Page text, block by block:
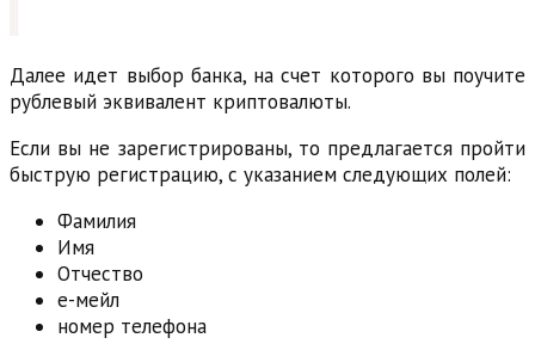
Далее идет выбор банка, на счет которого вы поучите
рублевый эквивалент криптовалюты.
Если вы не зарегистрированы, то предлагается пройти
быструю регистрацию, с указанием следующих полей:
Фамилия
Имя
Отчество
е-мейл
номер телефона